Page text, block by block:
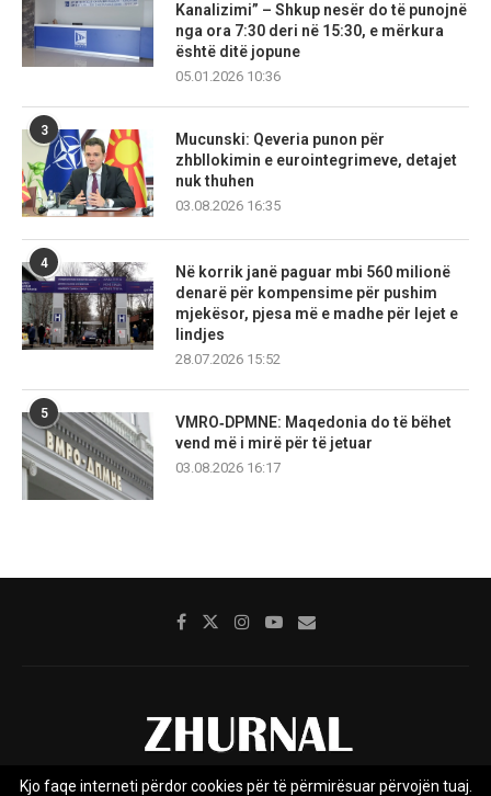
Kanalizimi” – Shkup nesër do të punojnë
nga ora 7:30 deri në 15:30, e mërkura
është ditë jopune
05.01.2026 10:36
3
Mucunski: Qeveria punon për
zhbllokimin e eurointegrimeve, detajet
nuk thuhen
03.08.2026 16:35
4
Në korrik janë paguar mbi 560 milionë
denarë për kompensime për pushim
mjekësor, pjesa më e madhe për lejet e
lindjes
28.07.2026 15:52
5
VMRO‑DPMNE: Maqedonia do të bëhet
vend më i mirë për të jetuar
03.08.2026 16:17
Kjo faqe interneti përdor cookies për të përmirësuar përvojën tuaj.